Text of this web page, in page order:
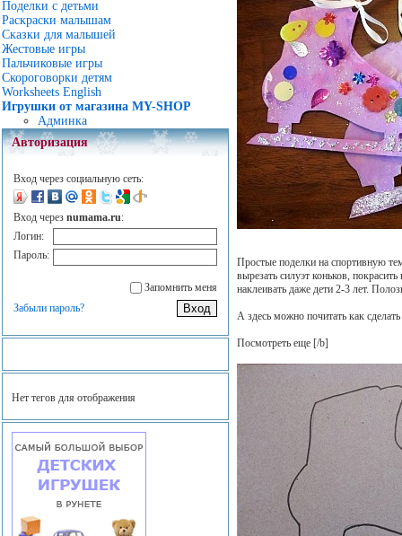
Поделки с детьми
Раскраски малышам
Сказки для малышей
Жестовые игры
Пальчиковые игры
Скороговорки детям
Worksheets English
Игрушки от магазина MY-SHOP
Админка
Авторизация
Вход через социальную сеть:
Вход через numama.ru:
Логин:
Пароль:
Запомнить меня
Забыли пароль?
Нет тегов для отображения
Простые поделки на спортивную
вырезать силуэт коньков,
наклеивать даже дети 2-3 лет.
А здесь можно почитать как сделать
Посмотреть еще [/b]